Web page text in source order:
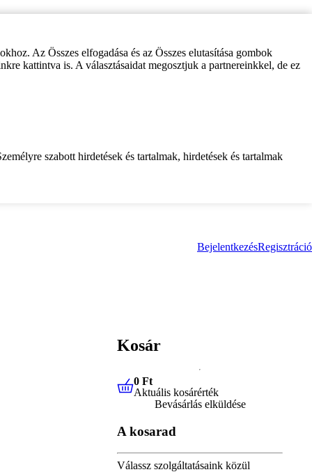
Az Összes elfogadása és az Összes elutasítása gombok
kattintva is. A választásaidat megosztjuk a partnereinkkel, de ez
szabott hirdetések és tartalmak, hirdetések és tartalmak
BejelentkezésRegisztráció
Kosár
0 FtAktuális kosárérték
0 Ft
Aktuális kosárérték
Bevásárlás elküldése
A kosarad
Válassz szolgáltatásaink közül